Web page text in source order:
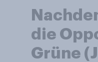
die
Grüne